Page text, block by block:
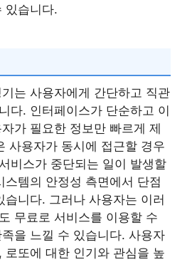
있습니다.
는 사용자에게 간단하고 직관
다. 인터페이스가 단순하고 이
가 필요한 정보만 빠르게 제
사용자가 동시에 접근할 경우
비스가 중단되는 일이 발생할
스템의 안정성 측면에서 단점
습니다. 그러나 사용자는 이러
무료로 서비스를 이용할 수
을 느낄 수 있습니다. 사용자
로또에 대한 인기와 관심을 높